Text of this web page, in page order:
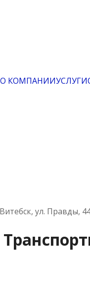
О КОМПАНИИУСЛУГИ
ул. Правды,